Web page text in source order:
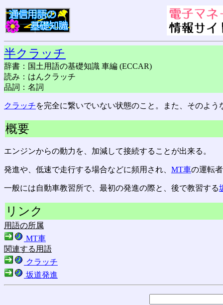
半クラッチ
辞書：国土用語の基礎知識 車編 (ECCAR)
読み：はんクラッチ
品詞：名詞
クラッチを完全に繋いでいない状態のこと。また、そのよ
概要
エンジンからの動力を、加減して接続することが出来る。
発進や、低速で走行する場合などに頻用され、 MT車の運転
一般には自動車教習所で、最初の発進の際と、後で教習する
リンク
用語の所属
MT車
関連する用語
クラッチ
坂道発進